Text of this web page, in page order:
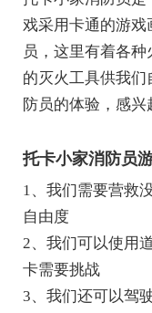
戏采用卡通的游
员，这里有着各
的灭火工具供我
防员的体验，感兴
托卡小家消防员
1、我们需要营救
自由度
2、我们可以使用
卡需要挑战
3、我们还可以驾